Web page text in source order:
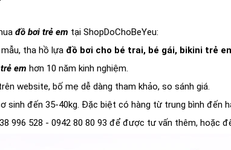
đồ bơi trẻ em tại ShopDoChoBeYeu:
tha hồ lựa đồ bơi cho bé trai, bé gái, bikini trẻ
em hơn 10 năm kinh nghiệm.
website, bố mẹ dễ dàng tham khảo, so sánh giá.
đến 35-40kg. Đặc biệt có hàng từ trung bình đến
996 528 - 0942 80 80 93 để được tư vấn thêm, hoặc